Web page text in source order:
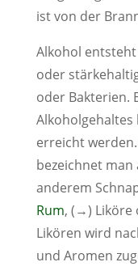
ist von der
Alkohol
oder
oder Bakterien.
erreicht
bezeichnet
anderem
Rum, (→) Liköre
Likören wird
und Aromen